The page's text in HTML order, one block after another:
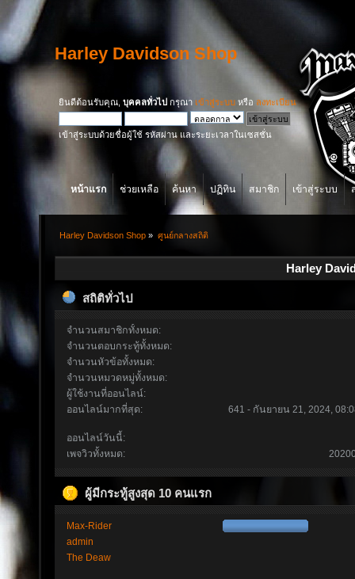
Harley Davidson Shop
ยินดีต้อนรับคุณ, บุคคลทั่วไป กรุณา เข้าสู่ระบบ หรือ ลงทะเบียน
เข้าสู่ระบบด้วยชื่อผู้ใช้ รหัสผ่าน และระยะเวลาในเซสชั่น
หน้าแรก ช่วยเหลือ ค้นหา ปฏิทิน สมาชิก เข้าสู่ระบบ
Harley Davidson Shop » ศูนย์กลางสถิติ
Harley
สถิติทั่วไป
จำนวนสมาชิกทั้งหมด:
จำนวนตอบกระทู้ทั้งหมด:
จำนวนหัวข้อทั้งหมด:
จำนวนหมวดหมู่ทั้งหมด:
ผู้ใช้งานที่ออนไลน์:
ออนไลน์มากที่สุด:
641 - กันยายน 21, 2024,
ออนไลน์วันนี้:
เพจวิวทั้งหมด:
ผู้มีกระทู้สูงสุด 10 คนแรก
Max-Rider
admin
The Deaw